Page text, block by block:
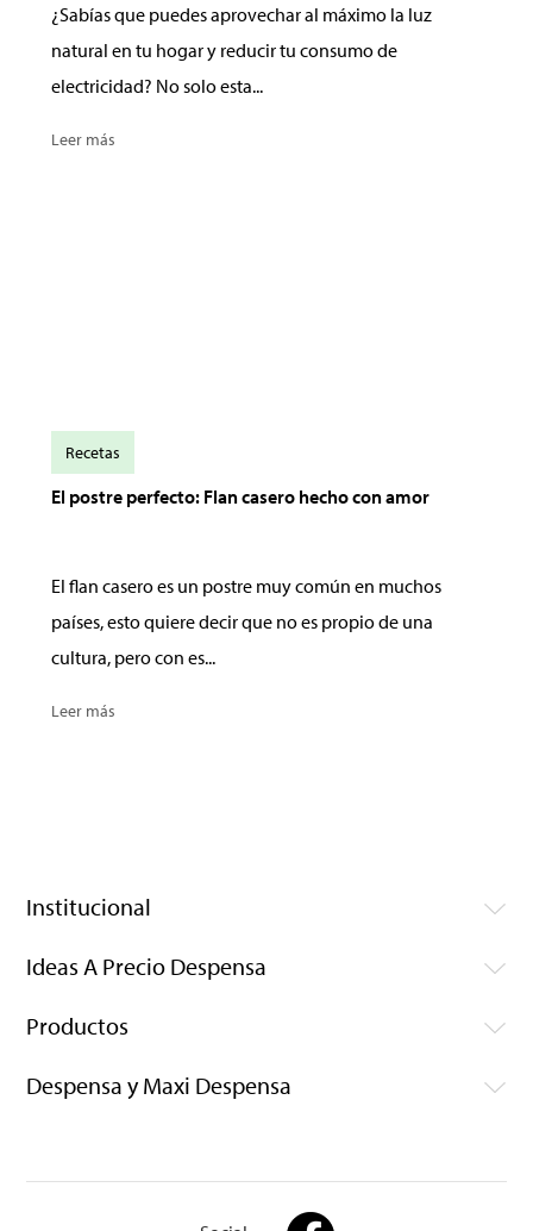
¿Sabías que puedes aprovechar al máximo la luz
natural en tu hogar y reducir tu consumo de
electricidad? No solo esta...
Leer más
El postre perfecto: Flan casero hecho con amor
El flan casero es un postre muy común en muchos
países, esto quiere decir que no es propio de una
cultura, pero con es...
Leer más
Recetas
Institucional
Ideas A Precio Despensa
Productos
Despensa y Maxi Despensa